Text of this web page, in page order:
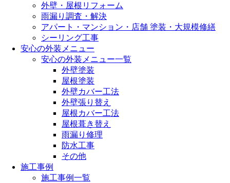
外壁・屋根リフォーム
雨漏り調査・解決
アパート・マンション・店舗 塗装・大規模修繕
シーリング工事
安心の外装メニュー
安心の外装メニュー一覧
外壁塗装
屋根塗装
外壁カバー工法
外壁張り替え
屋根カバー工法
屋根葺き替え
雨漏り修理
防水工事
その他
施工事例
施工事例一覧